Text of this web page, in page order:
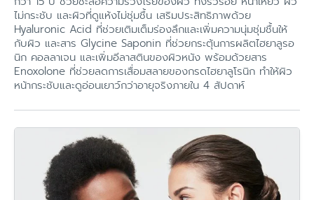
ไม่กระชับ และผิวที่ดูแห้งไม่ชุ่มชื้น เสริมประสิทธิภาพด้วย
Hyaluronic Acid ที่ช่วยเติมเต็มร่องลึกและเพิ่มความนุ่มชุ่มชื้นให้
กับผิว และสาร Glycine Saponin ที่ช่วยกระตุ้นการผลิตไฮยาลูรอ
นิก คอลลาเจน และเพิ่มอีลาสตินของผิวหนัง พร้อมด้วยสาร
Enoxolone ที่ช่วยลดการเสื่อมสลายของกรดไฮยาลูโรนิก ทำให้ผิว
หน้ากระชับและดูอ่อนเยาว์กว่าอายุจริงภายใน 4 สัปดาห์